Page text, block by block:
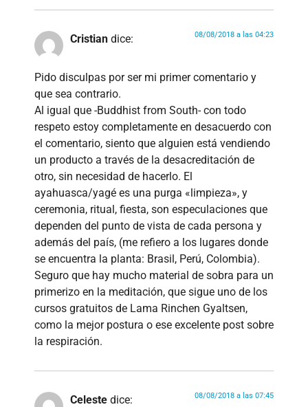
Cristian dice: 08/08/2018 a las 04:23
Pido disculpas por ser mi primer comentario y
que sea contrario.
Al igual que -Buddhist from South- con todo
respeto estoy completamente en desacuerdo con
el comentario, siento que alguien está vendiendo
un producto a través de la desacreditación de
otro, sin necesidad de hacerlo. El
ayahuasca/yagé es una purga «limpieza», y
ceremonia, ritual, fiesta, son especulaciones que
dependen del punto de vista de cada persona y
además del país, (me refiero a los lugares donde
se encuentra la planta: Brasil, Perú, Colombia).
Seguro que hay mucho material de sobra para un
primerizo en la meditación, que sigue uno de los
cursos gratuitos de Lama Rinchen Gyaltsen,
como la mejor postura o ese excelente post sobre
la respiración.
Celeste dice: 08/08/2018 a las 07:45